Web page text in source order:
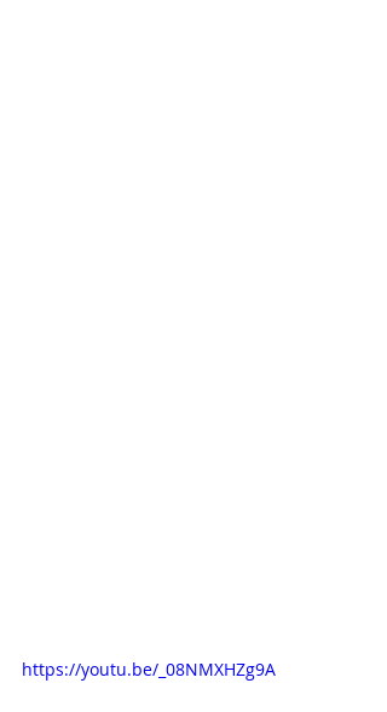
https://youtu.be/_08NMXHZg9A